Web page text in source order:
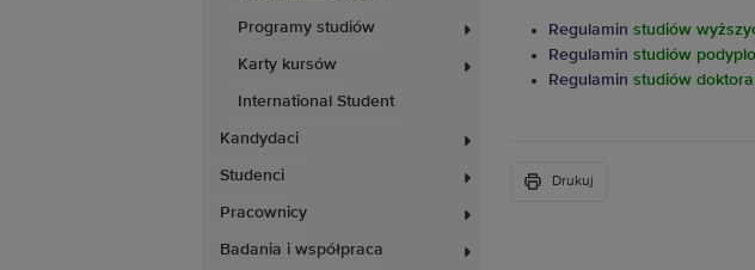
Programy studiów
Karty kursów
International Student
Kandydaci
Studenci
Pracownicy
Badania i współpraca
Regulamin studiów
Regulamin studiów
Regulamin studiów
Drukuj